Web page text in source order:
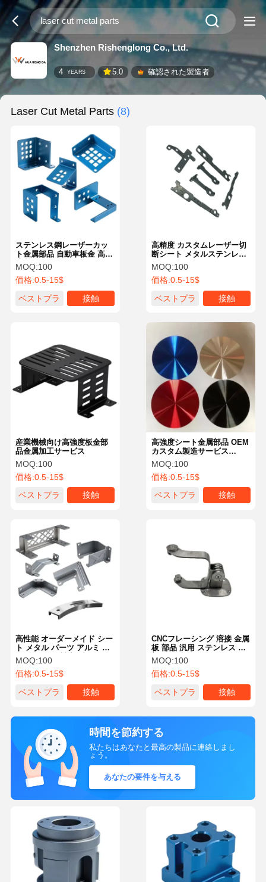
Shenzhen Rishenglong Co., Ltd.
4 YEARS 5.0 確認された製造者
Laser Cut Metal Parts (8)
ステンレス鋼レーザーカッ
ト金属部品 自動車板金 高精
度製作サービス
MOQ:100
価格:0.5-15$
ベストプラ
接触
高精度 カスタムレーザー切
断シート メタルステンレス
鋼 オートシート メタル軽量
MOQ:100
価格:0.5-15$
ベストプラ
接触
産業機械向け高強度板金部
品金属加工サービス
MOQ:100
価格:0.5-15$
ベストプラ
接触
高強度シート金属部品 OEM
カスタム製造サービス
ISO9001認定
MOQ:100
価格:0.5-15$
ベストプラ
接触
高性能 オーダーメイド シー
ト メタル パーツ アルミ シ
ート メタル 製造 ブレーケ
ット キャビネット
MOQ:100
価格:0.5-15$
ベストプラ
接触
CNCフレーシング 溶接 金属
板 部品 汎用 ステンレス 鋼
部品
MOQ:100
価格:0.5-15$
ベストプラ
接触
時間を節約する
私たちはあなたと最高の製品に連絡しまし
ょう。
あなたの要件を与える